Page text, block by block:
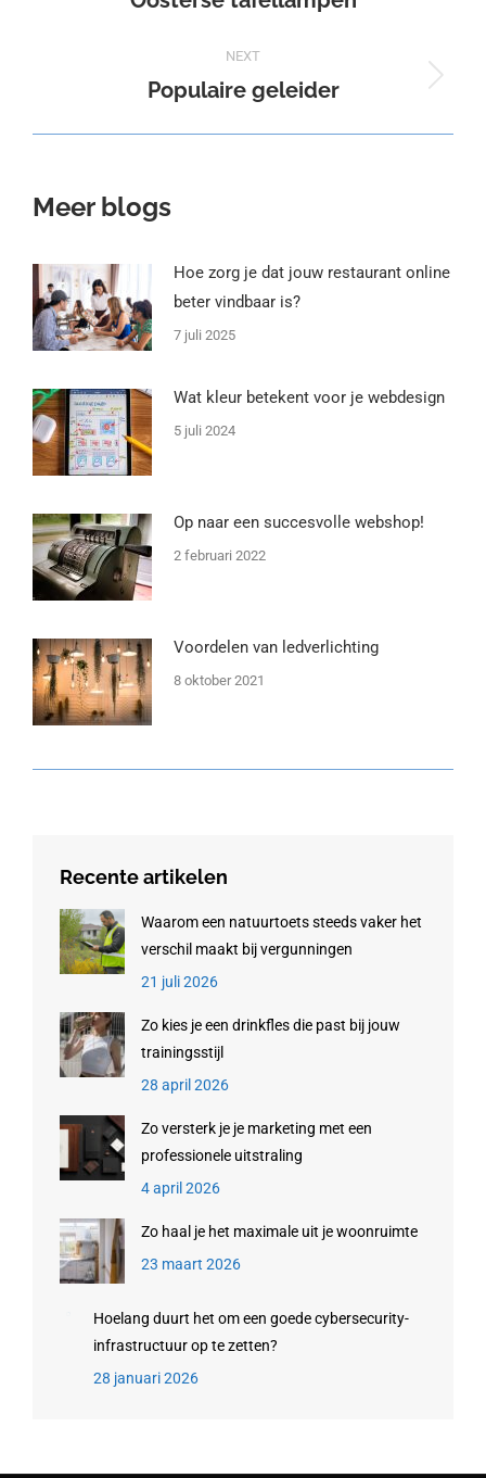
NEXT
Next
Populaire geleider
Meer blogs
Hoe zorg je dat jouw restaurant online
beter vindbaar is?
7 juli 2025
Wat kleur betekent voor je webdesign
5 juli 2024
Op naar een succesvolle webshop!
2 februari 2022
Voordelen van ledverlichting
8 oktober 2021
Recente artikelen
Waarom een natuurtoets steeds vaker het
verschil maakt bij vergunningen
21 juli 2026
Zo kies je een drinkfles die past bij jouw
trainingsstijl
28 april 2026
Zo versterk je je marketing met een
professionele uitstraling
4 april 2026
Zo haal je het maximale uit je woonruimte
23 maart 2026
Hoelang duurt het om een goede cybersecurity-
infrastructuur op te zetten?
28 januari 2026